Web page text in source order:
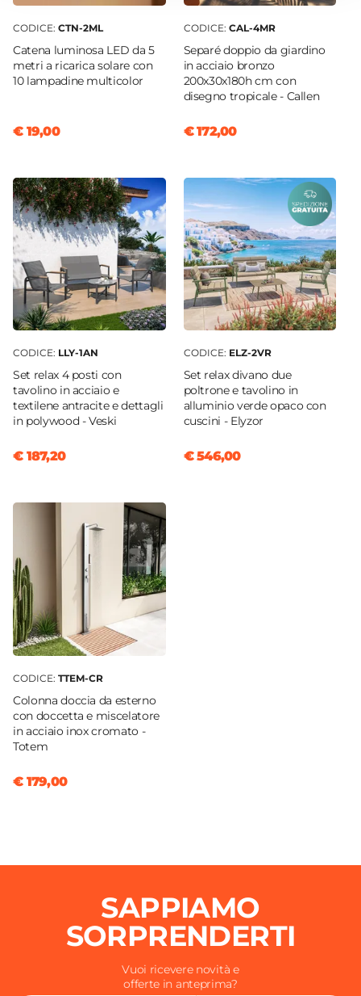
CODICE: CTN-2ML
Catena luminosa LED da 5
metri a ricarica solare con
10 lampadine multicolor
€ 19,00
CODICE: CAL-4MR
Separé doppio da giardino
in acciaio bronzo
200x30x180h cm con
disegno tropicale - Callen
€ 172,00
CODICE: LLY-1AN
Set relax 4 posti con
tavolino in acciaio e
textilene antracite e dettagli
in polywood - Veski
€ 187,20
CODICE: ELZ-2VR
Set relax divano due
poltrone e tavolino in
alluminio verde opaco con
cuscini - Elyzor
€ 546,00
CODICE: TTEM-CR
Colonna doccia da esterno
con doccetta e miscelatore
in acciaio inox cromato -
Totem
€ 179,00
SAPPIAMO
SORPRENDERTI
Vuoi ricevere novità e
offerte in anteprima?